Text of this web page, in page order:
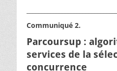
Communiqué 2.
Parcoursup :
services de la
concurrence